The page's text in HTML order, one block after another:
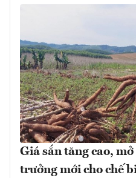
Giá sắn tăng cao,
trưởng mới cho chế